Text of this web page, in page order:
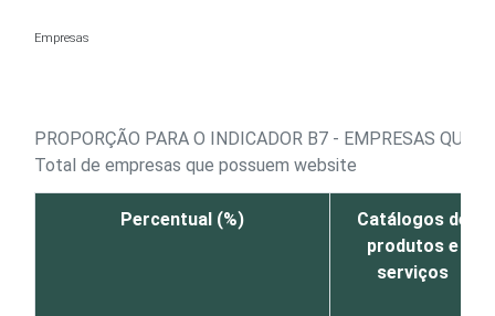
Empresas
PROPORÇÃO PARA O INDICADOR B7 - EMPRESAS QUE
Total de empresas que possuem website
Percentual (%)
Catálogos de
produtos e
serviços